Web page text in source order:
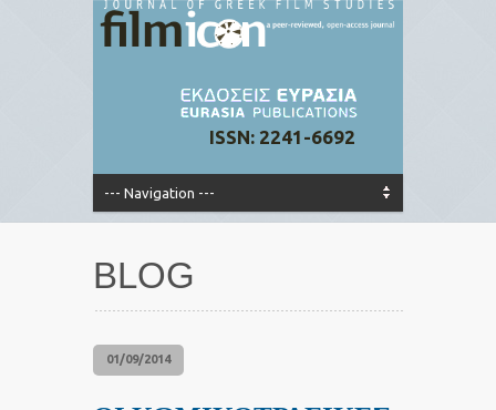
ISSN: 2241-6692
BLOG
01/09/2014